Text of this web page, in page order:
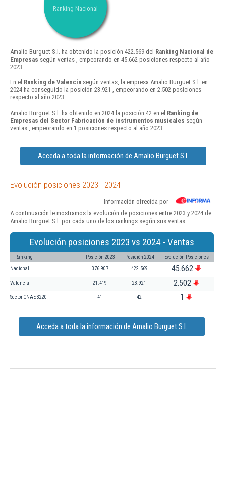
Ranking Nacional
Amalio Burguet S.l. ha obtenido la posición 422.569 del Ranking Nacional de
Empresas según ventas , empeorando en 45.662 posiciones respecto al año
2023.
En el Ranking de Valencia según ventas, la empresa Amalio Burguet S.l. en
2024 ha conseguido la posición 23.921 , empeorando en 2.502 posiciones
respecto al año 2023.
Amalio Burguet S.l. ha obtenido en 2024 la posición 42 en el Ranking de
Empresas del Sector Fabricación de instrumentos musicales según
ventas , empeorando en 1 posiciones respecto al año 2023.
Acceda a toda la información de Amalio Burguet S.l.
Evolución posiciones 2023 - 2024
Información ofrecida por
A continuación le mostramos la evolución de posiciones entre 2023 y 2024 de
Amalio Burguet S.l. por cada uno de los rankings según sus ventas:
Evolución posiciones 2023 vs 2024 - Ventas
Ranking Posición 2023 Posición 2024 Evolución Posiciones
Nacional 376.907 422.569 45.662
Valencia 21.419 23.921 2.502
Sector CNAE 3220 41 42 1
Acceda a toda la información de Amalio Burguet S.l.